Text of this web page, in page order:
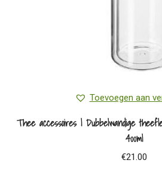
Toevoegen aan
Thee accessoires | Dubbelwandige
400ml
€21.00